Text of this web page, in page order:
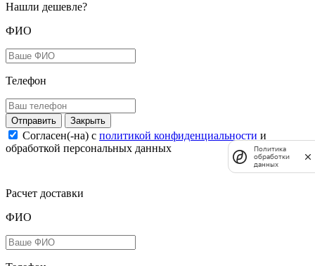
Нашли дешевле?
ФИО
Телефон
Закрыть
Согласен(-на) c политикой конфиденциальности и
обработкой персональных данных
Расчет доставки
ФИО
Политика
обработки
данных